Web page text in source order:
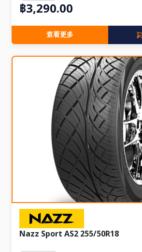
฿3,290.00
查看更多
Nazz Sport AS2 255/50R18